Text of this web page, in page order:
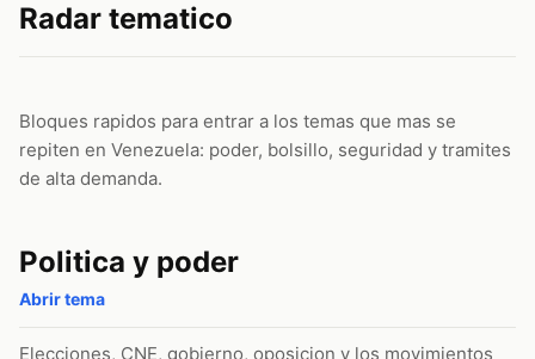
Radar tematico
Bloques rapidos para entrar a los temas que mas se
repiten en Venezuela: poder, bolsillo, seguridad y tramites
de alta demanda.
Politica y poder
Abrir tema
Elecciones, CNE, gobierno, oposicion y los movimientos